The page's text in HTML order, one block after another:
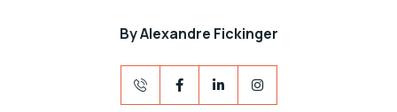
ByAlexandre Fickinger